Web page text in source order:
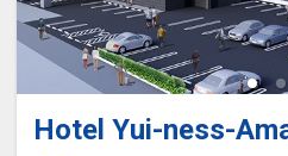
Hotel Yui-ness-